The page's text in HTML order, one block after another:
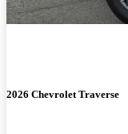
2026 Chevrolet Traverse